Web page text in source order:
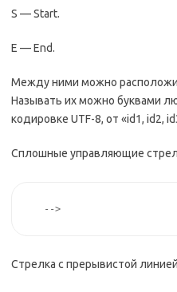
S — Start.
E — End.
Между ними можно
Называть их можно буквами
кодировке UTF-8, от «id1, id2,
Сплошные управляющие
-->
Стрелка с прерывистой